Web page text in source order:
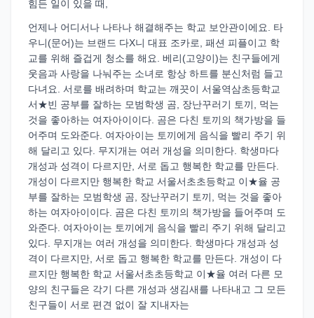
힘든 일이 있을 때,
언제나 어디서나 나타나 해결해주는 학교 보안관이에요. 타
우니(문어)는 브랜드 다X니 대표 조카로, 패션 피플이고 학
교를 위해 즐겁게 청소를 해요. 베리(고양이)는 친구들에게
웃음과 사랑을 나눠주는 소녀로 항상 하트를 분신처럼 들고
다녀요. 서로를 배려하며 학교는 깨끗이 서울역삼초등학교
서★빈 공부를 잘하는 모범학생 곰, 장난꾸러기 토끼, 먹는
것을 좋아하는 여자아이이다. 곰은 다친 토끼의 책가방을 들
어주며 도와준다. 여자아이는 토끼에게 음식을 빨리 주기 위
해 달리고 있다. 무지개는 여러 개성을 의미한다. 학생마다
개성과 성격이 다르지만, 서로 돕고 행복한 학교를 만든다.
개성이 다르지만 행복한 학교 서울서초초등학교 이★율 공
부를 잘하는 모범학생 곰, 장난꾸러기 토끼, 먹는 것을 좋아
하는 여자아이이다. 곰은 다친 토끼의 책가방을 들어주며 도
와준다. 여자아이는 토끼에게 음식을 빨리 주기 위해 달리고
있다. 무지개는 여러 개성을 의미한다. 학생마다 개성과 성
격이 다르지만, 서로 돕고 행복한 학교를 만든다. 개성이 다
르지만 행복한 학교 서울서초초등학교 이★율 여러 다른 모
양의 친구들은 각기 다른 개성과 생김새를 나타내고 그 모든
친구들이 서로 편견 없이 잘 지내자는